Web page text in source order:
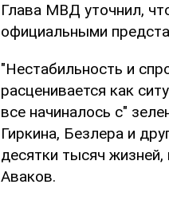
Глава МВД уточнил,
официальными
"Нестабильность и
расценивается как
все начиналось с"
Гиркина, Безлера и
десятки тысяч
Аваков.